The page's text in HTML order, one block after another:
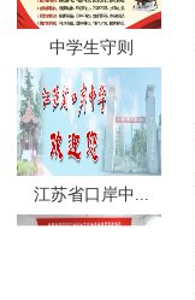
中学生守则
江苏省口岸中...